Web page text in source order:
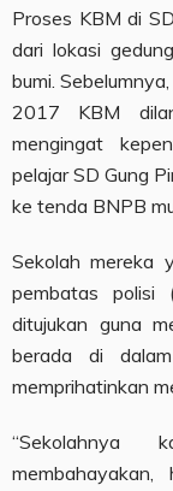
Proses KBM di
dari lokasi
bumi.
2017 KBM
mengingat
pelajar SD Gung
ke tenda BNPB
Sekolah mereka
pembatas polisi
ditujukan guna
berada di
memprihatinkan
“Sekolahnya
membahayakan,